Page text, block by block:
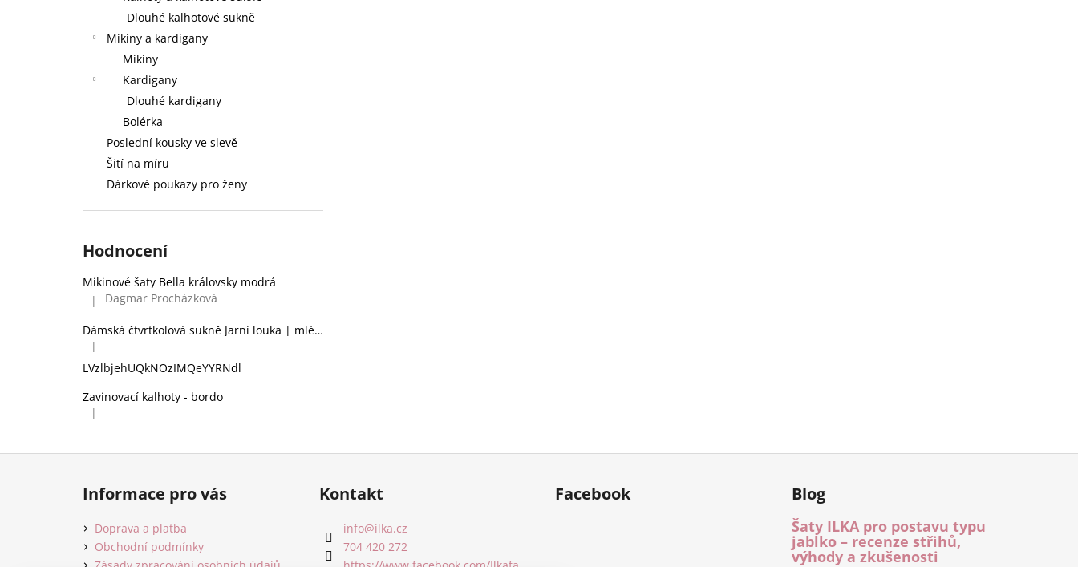
Dlouhé kalhotové sukně
Mikiny a kardigany
Mikiny
Kardigany
Dlouhé kardigany
Bolérka
Poslední kousky ve slevě
Šití na míru
Dárkové poukazy pro ženy
Hodnocení
Mikinové šaty Bella královsky modrá
Hodnocení produktu je 5 z 5 hvězdiček.
| Dagmar Procházková
Dámská čtvrtkolová sukně Jarní louka | mléčné hedvábí
Hodnocení produktu je 2 z 5 hvězdiček.
|
LVzlbjehUQkNOzIMQeYYRNdl
Zavinovací kalhoty - bordo
Hodnocení produktu je 5 z 5 hvězdiček.
|
Z
Informace pro vás
Doprava a platba
Obchodní podmínky
Kontakt
info@ilka.cz
704 420 272
Facebook Blog
Šaty ILKA pro postavu typu
jablko – recenze střihů,
výhody a zkušenosti